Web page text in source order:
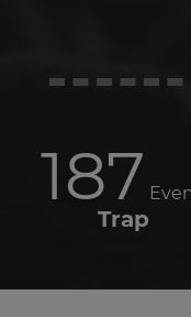
187
Trap